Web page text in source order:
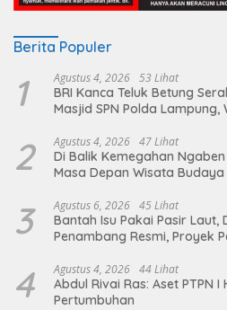
Berita Populer
1 Agustus 4, 2026 53 Lihat
BRI Kanca Teluk Betung
Masjid SPN Polda
2 Agustus 4, 2026 47 Lihat
Di Balik Kemegahan
Masa Depan Wisata
3 Agustus 6, 2026 45 Lihat
Bantah Isu Pakai Pasir Laut,
Penambang Resmi, Proyek
4 Agustus 4, 2026 44 Lihat
Abdul Rivai Ras: Aset PTPN I
Pertumbuhan